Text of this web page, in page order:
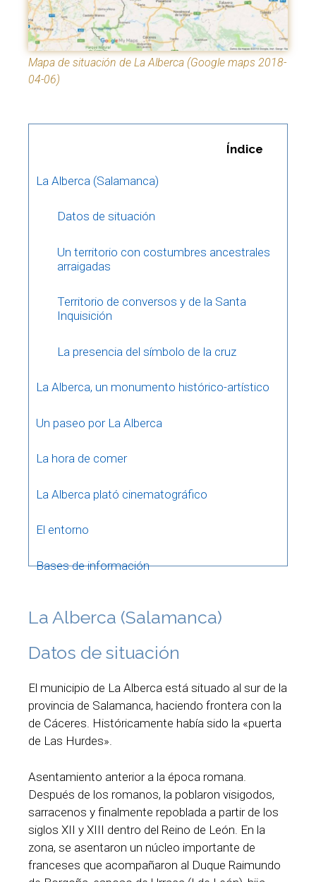
Mapa de situación de La Alberca (Google maps 2018-
04-06)
Índice
La Alberca (Salamanca)
Datos de situación
Un territorio con costumbres ancestrales
arraigadas
Territorio de conversos y de la Santa
Inquisición
La presencia del símbolo de la cruz
La Alberca, un monumento histórico-artístico
Un paseo por La Alberca
La hora de comer
La Alberca plató cinematográfico
El entorno
Bases de información
La Alberca (Salamanca)
Datos de situación
El municipio de La Alberca está situado al sur de la
provincia de Salamanca, haciendo frontera con la
de Cáceres. Históricamente había sido la «puerta
de Las Hurdes».
Asentamiento anterior a la época romana.
Después de los romanos, la poblaron visigodos,
sarracenos y finalmente repoblada a partir de los
siglos XII y XIII dentro del Reino de León. En la
zona, se asentaron un núcleo importante de
franceses que acompañaron al Duque Raimundo